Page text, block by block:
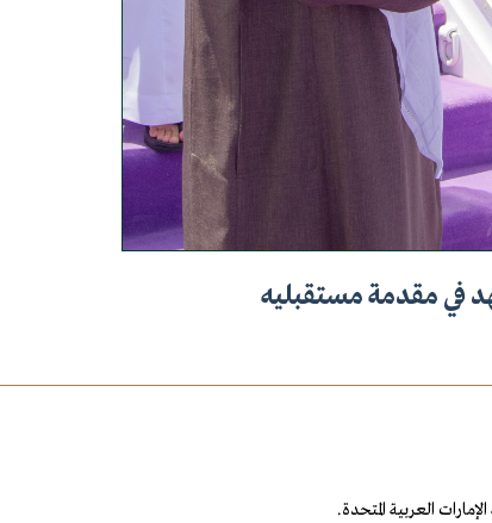
في مقدمة مستقبليه